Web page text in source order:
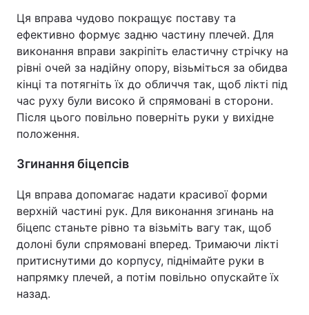
Ця вправа чудово покращує поставу та
ефективно формує задню частину плечей. Для
виконання вправи закріпіть еластичну стрічку на
рівні очей за надійну опору, візьміться за обидва
кінці та потягніть їх до обличчя так, щоб лікті під
час руху були високо й спрямовані в сторони.
Після цього повільно поверніть руки у вихідне
положення.
Згинання біцепсів
Ця вправа допомагає надати красивої форми
верхній частині рук. Для виконання згинань на
біцепс станьте рівно та візьміть вагу так, щоб
долоні були спрямовані вперед. Тримаючи лікті
притиснутими до корпусу, піднімайте руки в
напрямку плечей, а потім повільно опускайте їх
назад.